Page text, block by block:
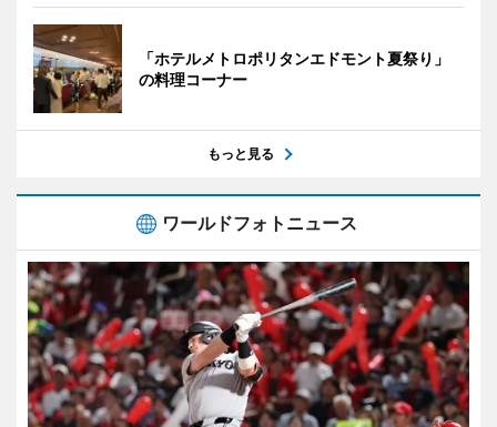
「ホテルメトロポリタンエドモント夏祭り」
の料理コーナー
もっと見る
ワールドフォトニュース